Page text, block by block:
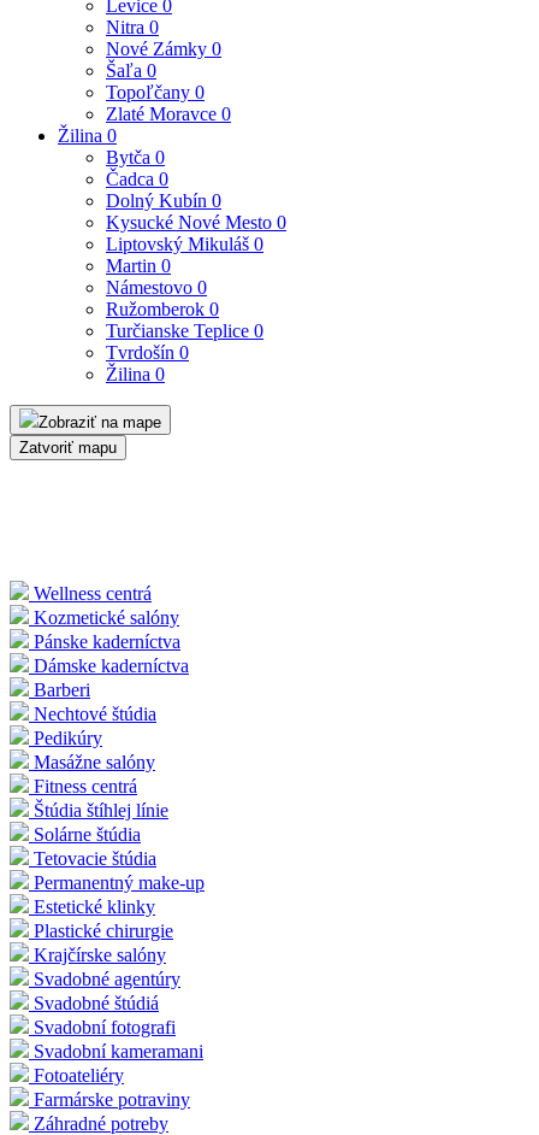
Levice 0
Nitra 0
Nové Zámky 0
Šaľa 0
Topoľčany 0
Zlaté Moravce 0
Žilina 0
Bytča 0
Čadca 0
Dolný Kubín 0
Kysucké Nové Mesto 0
Liptovský Mikuláš 0
Martin 0
Námestovo 0
Ružomberok 0
Turčianske Teplice 0
Tvrdošín 0
Žilina 0
Zobraziť na mape
Zatvoriť mapu
Wellness centrá
Kozmetické salóny
Pánske kaderníctva
Dámske kaderníctva
Barberi
Nechtové štúdia
Pedikúry
Masážne salóny
Fitness centrá
Štúdia štíhlej línie
Solárne štúdia
Tetovacie štúdia
Permanentný make-up
Estetické klinky
Plastické chirurgie
Krajčírske salóny
Svadobné agentúry
Svadobné štúdiá
Svadobní fotografi
Svadobní kameramani
Fotoateliéry
Farmárske potraviny
Záhradné potreby